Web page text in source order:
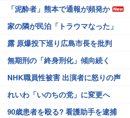
「泥酔者」熊本で通報が頻発か
家の隣が民泊「トラウマなった」
露 原爆投下巡り広島市長を批判
無期刑の「終身刑化」傾向続く
NHK職員性被害 出演者に怒りの声
れいわ「いのちの党」に変更へ
90歳患者を殴る? 看護助手を逮捕